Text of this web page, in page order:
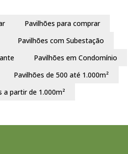
Pavilhões para comprar
Pavilhões com Subestação
Pavilhões em Condomínio
Pavilhões de 500 até 1.000m²
a partir de 1.000m²